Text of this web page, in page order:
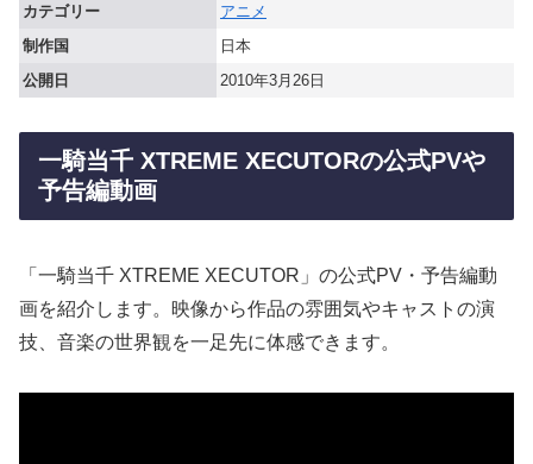
カテゴリー
アニメ
制作国
日本
公開日
2010年3月26日
一騎当千 XTREME XECUTORの公式PVや
予告編動画
「一騎当千 XTREME XECUTOR」の公式PV・予告編動
画を紹介します。映像から作品の雰囲気やキャストの演
技、音楽の世界観を一足先に体感できます。